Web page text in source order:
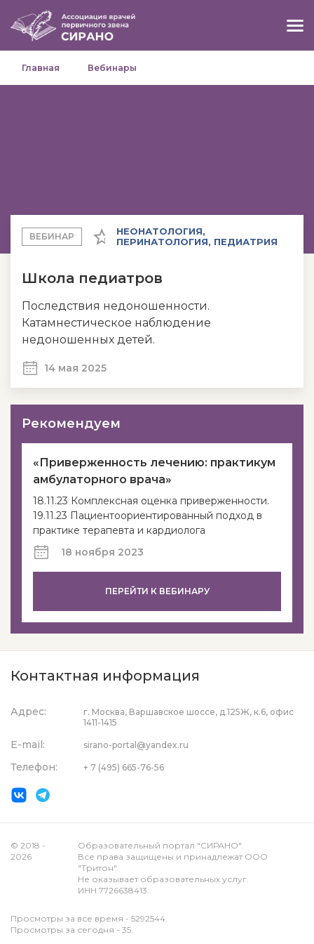
Главная Вебинары
ВЕБИНАР
НЕОНАТОЛОГИЯ,
ПЕРИНАТОЛОГИЯ, ПЕДИАТРИЯ
Школа педиатров
Последствия недоношенности.
Катамнестическое наблюдение
недоношенных детей.
14 мая 2025
Рекомендуем
«Приверженность лечению: практикум
амбулаторного врача»
18.11.23 Комплексная оценка приверженности.
19.11.23 Пациентоориентированный подход в
практике терапевта и кардиолога
18 ноября 2023
ПЕРЕЙТИ К ВЕБИНАРУ
Контактная информация
Адрес:
г. Москва, Варшавское шоссе, д.125Ж, к.6, офис
1411-1415
E-mail: sirano-portal@yandex.ru
Телефон: + 7 (495) 665-76-56
© 2018 -
2026
Образовательный портал "СИРАНО".
Все права защищены и принадлежат ООО
"Тритон".
Не оказывает образовательных услуг.
ИНН 7726638413.
Просмотры за все время - 5292544.
Просмотры за сегодня - 35.